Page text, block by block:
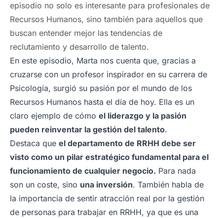
episodio no solo es interesante para profesionales de
Recursos Humanos, sino también para aquellos que
buscan entender mejor las tendencias de
reclutamiento y desarrollo de talento.
En este episodio, Marta nos cuenta que, gracias a
cruzarse con un profesor inspirador en su carrera de
Psicología, surgió su pasión por el mundo de los
Recursos Humanos hasta el día de hoy. Ella es un
claro ejemplo de cómo el liderazgo y la pasión
pueden reinventar la gestión del talento.
Destaca que el departamento de RRHH debe ser
visto como un pilar estratégico fundamental para el
funcionamiento de cualquier negocio. Para nada
son un coste, sino una inversión. También habla de
la importancia de sentir atracción real por la gestión
de personas para trabajar en RRHH, ya que es una